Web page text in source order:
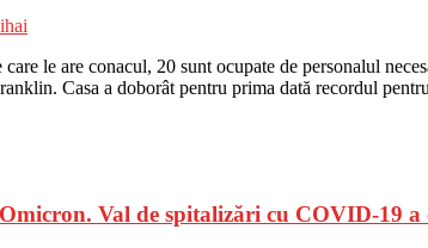
le are conacul, 20 sunt ocupate de personalul
Casa a doborât pentru prima dată recordul
Val de spitalizări cu COVID-19